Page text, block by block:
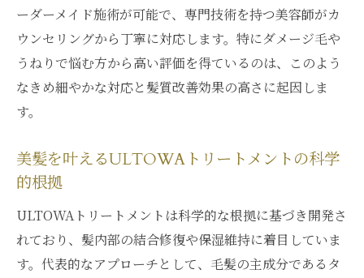
ーダーメイド施術が可能で、専門技術を持つ美容師がカ
ウンセリングから丁寧に対応します。特にダメージ毛や
うねりで悩む方から高い評価を得ているのは、このよう
なきめ細やかな対応と髪質改善効果の高さに起因しま
す。
美髪を叶えるULTOWAトリートメントの科学
的根拠
ULTOWAトリートメントは科学的な根拠に基づき開発さ
れており、髪内部の結合修復や保湿維持に着目していま
す。代表的なアプローチとして、毛髪の主成分であるタ